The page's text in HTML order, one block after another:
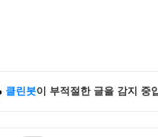
클린봇이 부적절한 글을 감지 중